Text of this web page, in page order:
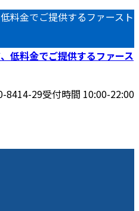
料金でご提供するファースト
8414-29受付時間 10:00-22:00